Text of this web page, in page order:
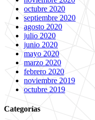
octubre 2020
septiembre 2020
agosto 2020
julio 2020
junio 2020
mayo 2020
marzo 2020
febrero 2020
noviembre 2019
octubre 2019
Categorías